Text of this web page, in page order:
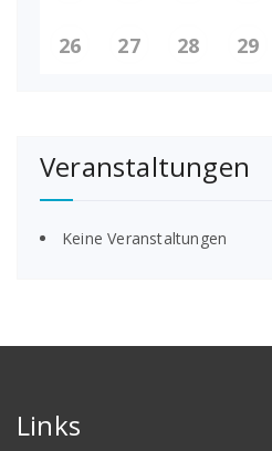
26 27 28 29
Veranstaltungen
Keine Veranstaltungen
Links